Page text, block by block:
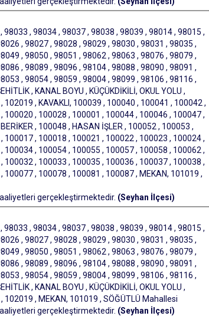
98033 , 98034 , 98037 , 98038 , 98039 , 98014 , 98015 ,
, 98027 , 98028 , 98029 , 98030 , 98031 , 98035 ,
, 98050 , 98051 , 98062 , 98063 , 98076 , 98079 ,
, 98089 , 98096 , 98104 , 98088 , 98090 , 98091 ,
, 98054 , 98059 , 98004 , 98099 , 98106 , 98116 ,
, KANAL BOYU , KÜÇÜKDİKİLİ, OKUL YOLU ,
, KAVAKLI, 100039 , 100040 , 100041 , 100042 ,
, 100028 , 100001 , 100044 , 100046 , 100047 ,
, 100048 , HASAN İŞLER , 100052 , 100053 ,
, 100018 , 100021 , 100022 , 100023 , 100024 ,
, 100054 , 100055 , 100057 , 100058 , 100062 ,
, 100033 , 100035 , 100036 , 100037 , 100038 ,
, 100078 , 100081 , 100087 , MEKAN, 101019 ,
gerçekleştirmektedir. (Seyhan İlçesi)
98033 , 98034 , 98037 , 98038 , 98039 , 98014 , 98015 ,
, 98027 , 98028 , 98029 , 98030 , 98031 , 98035 ,
, 98050 , 98051 , 98062 , 98063 , 98076 , 98079 ,
, 98089 , 98096 , 98104 , 98088 , 98090 , 98091 ,
, 98054 , 98059 , 98004 , 98099 , 98106 , 98116 ,
, KANAL BOYU , KÜÇÜKDİKİLİ, OKUL YOLU ,
, MEKAN, 101019 , SÖĞÜTLÜ Mahallesi
gerçekleştirmektedir. (Seyhan İlçesi)